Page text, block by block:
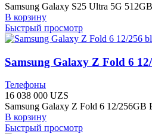
Samsung Galaxy S25 Ultra 5G
В корзину
Быстрый просмотр
Samsung Galaxy Z Fold 6
Телефоны
16 038 000 UZS
Samsung Galaxy Z Fold 6 12/
В корзину
Быстрый просмотр